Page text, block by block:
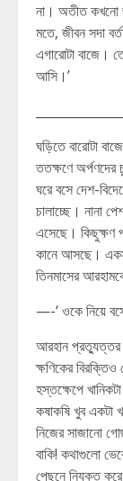
না। অতীত কখনো
মতে, জীবন সদা
এগারোটা বাজে।
আসি।’
ঘড়িতে বারোটা
ততক্ষণে অর্পণদের
ঘরে বসে দেশ-
চালাচ্ছে। নানা
এসেছে। কিছুক্ষণ
কানে আসছে।
তিনমাসের
—-‘ ওকে নিয়ে
আরহান প্রত্যুত্তর
ক্ষণিকের
হস্তক্ষেপে
কষাকষি খুব একটা
নিজের সাজানো
বাকি! কথাগুলো
পেছনে নিযুক্ত